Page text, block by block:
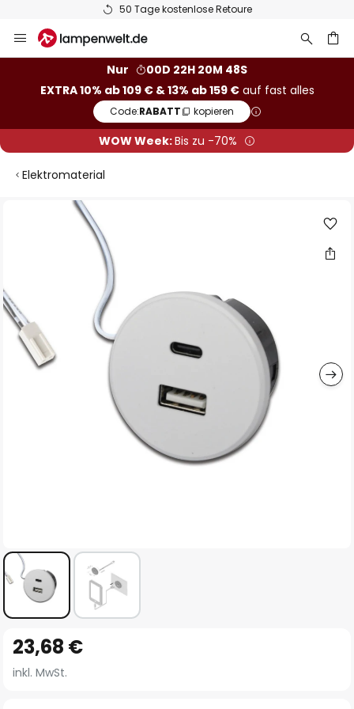
50 Tage kostenlose Retoure
Inhalt
Nur
00D 22H 20M 47S
EXTRA 10% ab 109 € & 13% ab 159 €auf fast alles
Code:RABATT kopieren
WOW Week:Bis zu -70%
Elektromaterial
springen
Anfang
der
23,68 €
inkl. MwSt.